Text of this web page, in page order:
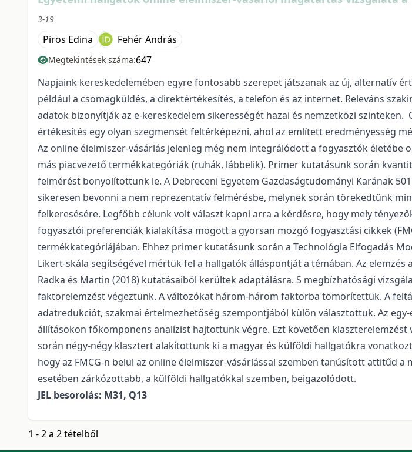
3-19
Piros Edina Fehér András
Megtekintések száma:647
Napjaink kereskedelemében egyre fontosabb szerepet játszanak az új, alternatív
például a csomagküldés, a direktértékesítés, a telefon és az internet. Releváns
adatok bizonyítják az e-kereskedelem sikerességét hazai és nemzetközi szinteken.
értékesítés egy olyan szegmensét feltérképezni, ahol az említett eredményesség
Az online élelmiszer-vásárlás jelenleg még nem integrálódott a fogyasztók életébe
más piacvezető termékkategóriák (ruhák, lábbelik). Primer kutatásunk során
felmérést bonyolítottunk le. A Debreceni Egyetem Gazdaságtudományi Karának
sikeresen bevonni a nem reprezentatív felmérésbe, melynek során törekedtünk
felkeresésére. Legfőbb célunk volt választ kapni arra a kérdésre, hogy mely
fogyasztói preferenciák kialakítása mögött a gyorsan mozgó fogyasztási cikkek
termékkategóriájában. Ehhez primer kutatásunk során a Technológia Elfogadás
Likert-skála segítségével mértük fel a hallgatók álláspontját a témában. Az elemzés
Radka és Martin (2018) kutatásaiból kerültek adaptálásra. S megbízhatósági
faktorelemzést végeztünk. A változókat három-három faktorba tömörítettük. A
adatredukciót, szakmai értelmezhetőség szempontjából külön választottuk. Az
állításokon főkomponens analízist hajtottunk végre. Ezt követően klaszterelemzést
során négy-négy klasztert alakítottunk ki a magyar és külföldi hallgatókra
hogy az FMCG-n belül az online élelmiszer-vásárlással szemben tanúsított attitűd a
esetében zárkózottabb, a külföldi hallgatókkal szemben, beigazolódott.
JEL besorolás: M31, Q13
1 - 2 a 2 tételből